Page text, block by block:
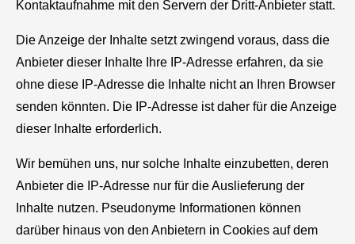
Kontaktaufnahme mit den Servern der Dritt-Anbieter statt.
Die Anzeige der Inhalte setzt zwingend voraus, dass die
Anbieter dieser Inhalte Ihre IP-Adresse erfahren, da sie
ohne diese IP-Adresse die Inhalte nicht an Ihren Browser
senden könnten. Die IP-Adresse ist daher für die Anzeige
dieser Inhalte erforderlich.
Wir bemühen uns, nur solche Inhalte einzubetten, deren
Anbieter die IP-Adresse nur für die Auslieferung der
Inhalte nutzen. Pseudonyme Informationen können
darüber hinaus von den Anbietern in Cookies auf dem